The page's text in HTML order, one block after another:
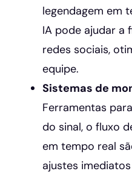
legendagem em
IA pode ajudar a
redes sociais,
equipe.
Sistemas de
Ferramentas
do sinal, o fluxo
em tempo real
ajustes